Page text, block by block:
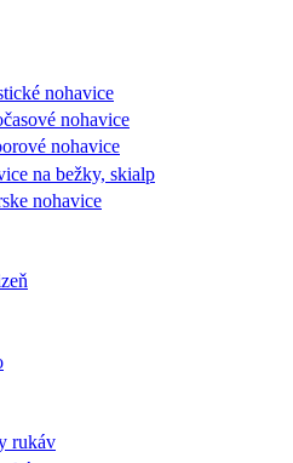
nohavice
nohavice
nohavice
na bežky, skialp
nohavice
rukáv